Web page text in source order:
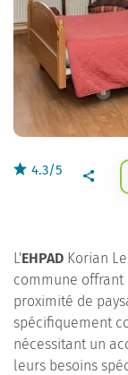
4.3/5
L'EHPAD Korian
commune offrant
proximité de
spécifiquement
nécessitant un
leurs besoins